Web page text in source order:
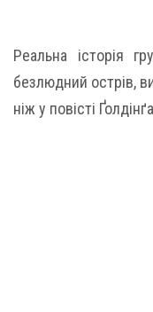
Реальна історія
безлюдний острів,
ніж у повісті